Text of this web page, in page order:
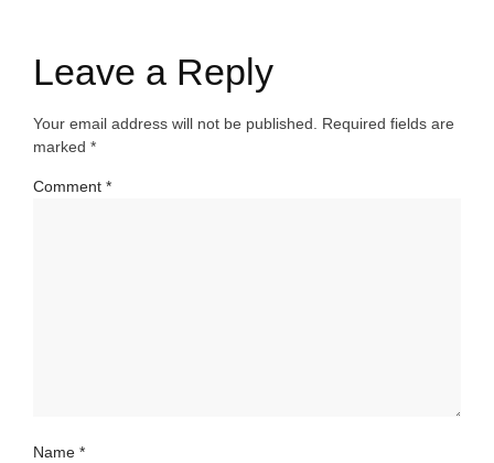
Leave a Reply
Your email address will not be published.
Required fields are
marked *
Comment *
Name *